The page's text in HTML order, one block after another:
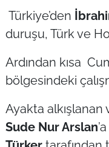
Türkiye’den
duruşu, Türk ve
Ardından kısa
bölgesindeki
Ayakta alkışlanan
Sude Nur Arslan’a